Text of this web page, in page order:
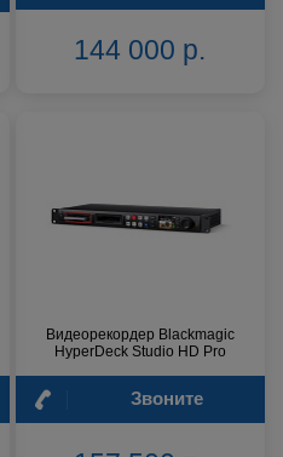
144 000 р.
Видеорекордер Blackmagic
HyperDeck Studio HD Pro
Звоните